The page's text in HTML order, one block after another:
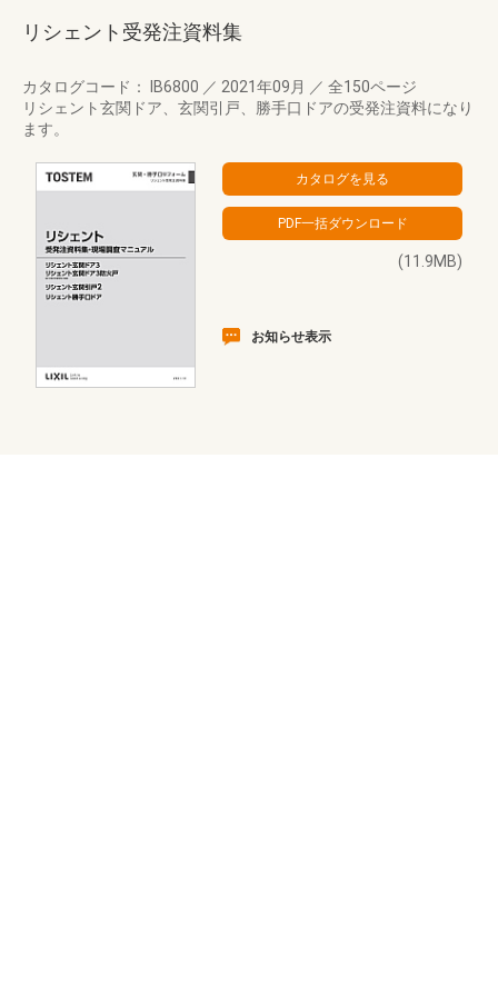
リシェント受発注資料集
カタログコード： IB6800 ／ 2021年09月 ／ 全150ページ
リシェント玄関ドア、玄関引戸、勝手口ドアの受発注資料になり
ます。
(11.9MB)
お知らせ表示